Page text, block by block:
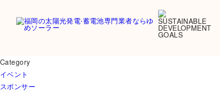
Category
イベント
スポンサー